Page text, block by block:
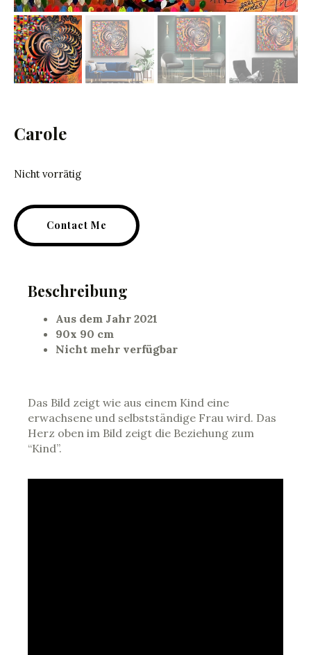
Carole
Nicht vorrätig
Contact Me
Beschreibung
Aus dem Jahr 2021
90x 90 cm
Nicht mehr verfügbar
Das Bild zeigt wie aus einem Kind eine
erwachsene und selbstständige Frau wird. Das
Herz oben im Bild zeigt die Beziehung zum
“Kind”.